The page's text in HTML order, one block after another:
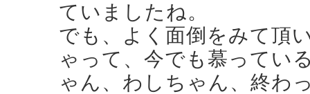
ていましたね。
でも、よく面倒をみて頂
ゃって、今でも慕ってい
ゃん、わしちゃん、終わ